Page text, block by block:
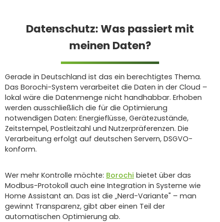
Datenschutz: Was passiert mit
meinen Daten?
Gerade in Deutschland ist das ein berechtigtes Thema.
Das Borochi-System verarbeitet die Daten in der Cloud –
lokal wäre die Datenmenge nicht handhabbar. Erhoben
werden ausschließlich die für die Optimierung
notwendigen Daten: Energieflüsse, Gerätezustände,
Zeitstempel, Postleitzahl und Nutzerpräferenzen. Die
Verarbeitung erfolgt auf deutschen Servern, DSGVO-
konform.
Wer mehr Kontrolle möchte: Borochi bietet über das
Modbus-Protokoll auch eine Integration in Systeme wie
Home Assistant an. Das ist die „Nerd-Variante" – man
gewinnt Transparenz, gibt aber einen Teil der
automatischen Optimierung ab.